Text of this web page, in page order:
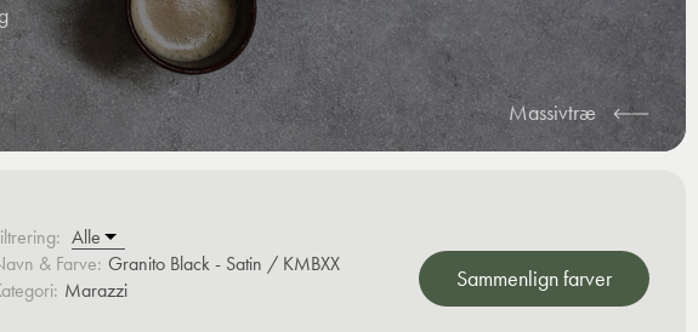
Massivtræ
& Farve: Granito Black - Satin / KMBXX
Marazzi Sammenlign farver